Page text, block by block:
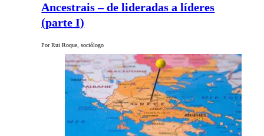
Ancestrais – de lideradas a líderes
(parte I)
Por Rui Roque, sociólogo